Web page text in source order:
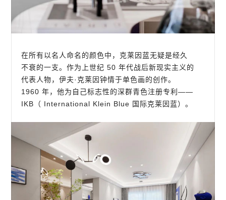
在所有以名人命名的颜色中，克莱因蓝无疑是经久
不衰的一支。作为上世纪 50 年代战后新现实主义的
代表人物，伊夫·克莱因钟情于单色画的创作。
1960 年，他为自己标志性的深群青色注册专利——
IKB（ International Klein Blue 国际克莱因蓝）。